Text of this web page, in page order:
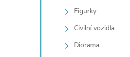
Figurky
Civilní vozidla
Diorama